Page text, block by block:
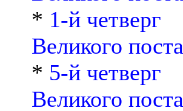
* 1-й четверг
Великого поста
* 5-й четверг
Великого поста